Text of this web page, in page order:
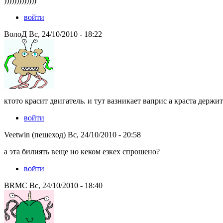
войти
ВолоД Вс, 24/10/2010 - 18:22
ктото красит двигатель. и тут вазникает ваприс а краста
войти
Veetwin (пешеход) Вс, 24/10/2010 - 20:58
а эта билиять веще но кеком езкех спрошено?
войти
BRMC Вс, 24/10/2010 - 18:40